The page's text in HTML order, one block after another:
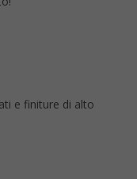
e finiture di alto